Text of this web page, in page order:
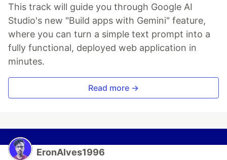
This track will guide you through Google AI
Studio's new "Build apps with Gemini" feature,
where you can turn a simple text prompt into a
fully functional, deployed web application in
minutes.
Read more →
EronAlves1996